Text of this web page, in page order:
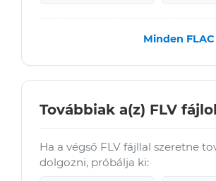
Minden
Továbbiak a(z) FLV
Ha a végső FLV fájllal szeretne
dolgozni, próbálja ki: